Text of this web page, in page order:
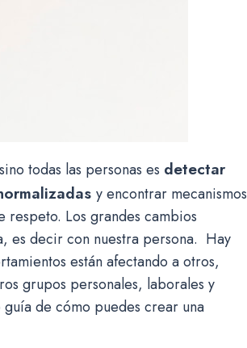
todas las personas es detectar
y encontrar mecanismos
Los grandes cambios
es decir con nuestra persona. Hay
están afectando a otros,
grupos personales, laborales y
de cómo puedes crear una